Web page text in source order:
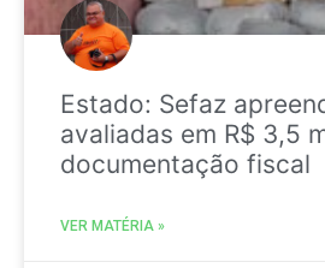
Estado: Sefaz
avaliadas em R$ 3,5
documentação fiscal
VER MATÉRIA »